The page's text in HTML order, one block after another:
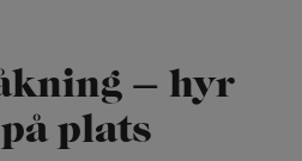
– hyr
plats